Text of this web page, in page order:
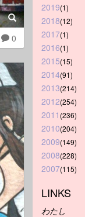
0
2019(1)
2018(12)
2017(1)
2016(1)
2015(15)
2014(91)
2013(214)
2012(254)
2011(236)
2010(204)
2009(149)
2008(228)
2007(115)
LINKS
わたし